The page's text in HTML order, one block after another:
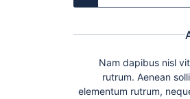
Nam dapibus nisl
rutrum. Aenean
elementum rutrum,